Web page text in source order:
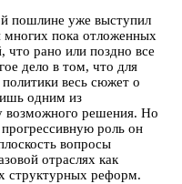
пошлине уже выступил
многих пока отложенных
что рано или поздно все
дело в том, что для
весь сюжет о
одним из
возможного решения. Но
роль он
вопросы
отраслях как
структурных реформ.